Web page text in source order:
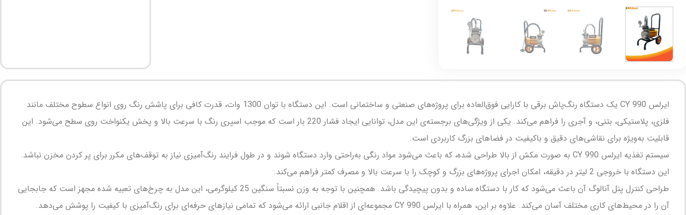
ایرلس CY 990 یک دستگاه رنگ‌پاش برقی با کارایی فوق‌العاده برای پروژه‌های صنعتی و ساختمانی است. این دستگاه با توان 1300 وات، قدرت کافی برای پاشش رنگ روی انواع سطوح مختلف مانند
فلزی، پلاستیکی، بتنی، و آجری را فراهم می‌کند. یکی از ویژگی‌های برجسته‌ی این مدل، توانایی ایجاد فشار 220 بار است که موجب اسپری رنگ با سرعت بالا و پخش یکنواخت روی سطح می‌شود. این
قابلیت به‌ویژه برای نقاشی‌های دقیق و باکیفیت در فضاهای بزرگ کاربردی است.
سیستم تغذیه ایرلس CY 990 به صورت مکش از بالا طراحی شده، که باعث می‌شود مواد رنگی به‌راحتی وارد دستگاه شوند و در طول فرایند رنگ‌آمیزی نیاز به توقف‌های مکرر برای پر کردن مخزن نباشد.
این دستگاه با خروجی 2 لیتر در دقیقه، امکان اجرای پروژه‌های بزرگ و کوچک را با سرعت بالا و مصرف کمتر فراهم می‌کند.
طراحی کنترل پنل آنالوگ آن باعث می‌شود که کار با دستگاه ساده و بدون پیچیدگی باشد. همچنین با توجه به وزن نسبتاً سنگین 25 کیلوگرمی، این مدل به چرخ‌های تعبیه شده مجهز است که جابجایی
آن را در محیط‌های کاری مختلف آسان می‌کند. علاوه بر این، همراه با ایرلس CY 990 مجموعه‌ای از اقلام جانبی ارائه می‌شود که تمامی نیازهای حرفه‌ای برای رنگ‌آمیزی با کیفیت را پوشش می‌دهد.